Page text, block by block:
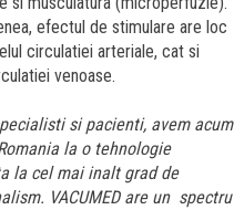
efectul de stimulare are loc
circulatiei arteriale, cat si
venoase.
si pacienti, avem acum
la o tehnologie
la cel mai inalt grad de
VACUMED are un spectru